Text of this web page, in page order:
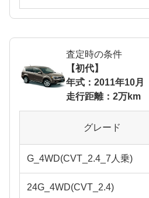
査定時の条件
【初代】
年式：2011年10月
走行距離：2万km
グレード
G_4WD(CVT_2.4_7人乗)
24G_4WD(CVT_2.4)